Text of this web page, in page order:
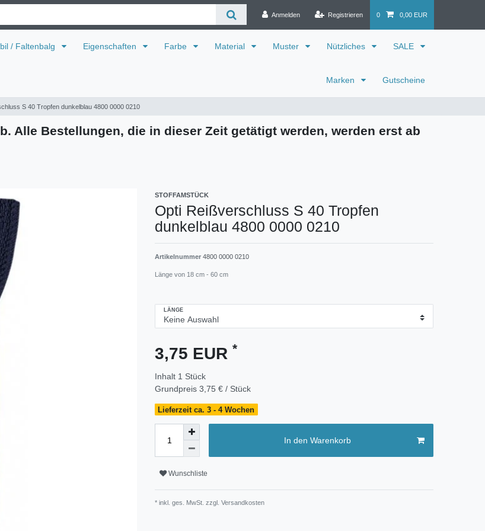
Anmelden Registrieren 0 0,00 EUR
/ Faltenbalg Eigenschaften Farbe Material Muster Nützliches SALE
Marken Gutscheine
S 40 Tropfen dunkelblau 4800 0000 0210
Alle Bestellungen, die in dieser Zeit getätigt werden, werden erst ab
STOFFAMSTÜCK
Opti Reißverschluss S 40 Tropfen
dunkelblau 4800 0000 0210
Artikelnummer 4800 0000 0210
Länge von 18 cm - 60 cm
LÄNGE
3,75 EUR *
Inhalt 1 Stück
Grundpreis 3,75 € / Stück
Lieferzeit ca. 3 - 4 Wochen
In den Warenkorb
Wunschliste
* inkl. ges. MwSt. zzgl. Versandkosten